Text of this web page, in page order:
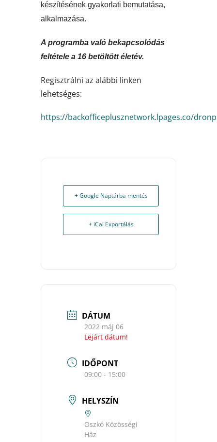
készítésének gyakorlati bemutatása,
alkalmazása.
A programba való bekapcsolódás
feltétele a 16 betöltött életév.
Regisztrálni az alábbi linken
lehetséges:
https://backofficeplusznetwork.lpages.co/
+ Google Naptárba mentés
+ iCal Exportálás
DÁTUM
2022 máj 06
Lejárt dátum!
IDŐPONT
09:00 - 15:00
HELYSZÍN
Oszkó Közösségi
Ház